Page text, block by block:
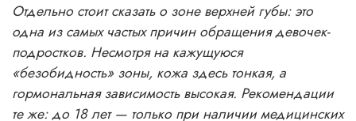
Отдельно стоит сказать о зоне верхней губы: это
одна из самых частых причин обращения девочек-
подростков. Несмотря на кажущуюся
«безобидность» зоны, кожа здесь тонкая, а
гормональная зависимость высокая. Рекомендации
те же: до 18 лет — только при наличии медицинских